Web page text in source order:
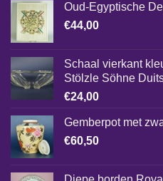
Oud-Egyptische
€44,00
Schaal vierkant
Stölzle Söhne
€24,00
Gemberpot met
€60,50